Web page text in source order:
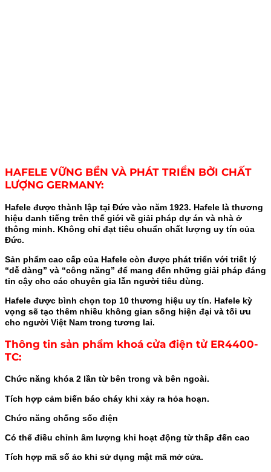
HAFELE VỮNG BỀN VÀ PHÁT TRIỂN BỞI CHẤT
LƯỢNG GERMANY:
Hafele được thành lập tại Đức vào năm 1923. Hafele là thương
hiệu danh tiếng trên thế giới về giải pháp dự án và nhà ở
thông minh. Không chỉ đạt tiêu chuẩn chất lượng uy tín của
Đức.
Sản phẩm cao cấp của Hafele còn được phát triển với triết lý
“dễ dàng” và “công năng” để mang đến những giải pháp đáng
tin cậy cho các chuyên gia lẫn người tiêu dùng.
Hafele được bình chọn top 10 thương hiệu uy tín. Hafele kỳ
vọng sẽ tạo thêm nhiều không gian sống hiện đại và tối ưu
cho người Việt Nam trong tương lai.
Thông tin sản phẩm khoá cửa điện tử ER4400-
TC:
Chức năng khóa 2 lần từ bên trong và bên ngoài.
Tích hợp cảm biến báo cháy khi xảy ra hỏa hoạn.
Chức năng chống sốc điện
Có thể điều chỉnh âm lượng khi hoạt động từ thấp đến cao
Tích hợp mã số ảo khi sử dụng mật mã mở cửa.